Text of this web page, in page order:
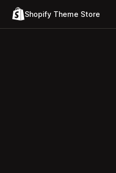
Shopify Theme Store